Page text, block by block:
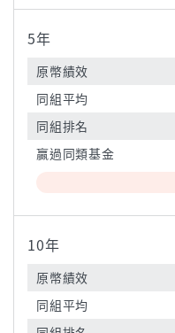
5年
原幣績效
同組平均
同組排名
贏過同類基金
10年
原幣績效
同組平均